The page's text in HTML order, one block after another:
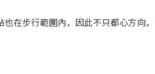
也在步行範圍內，因此不只都心方向